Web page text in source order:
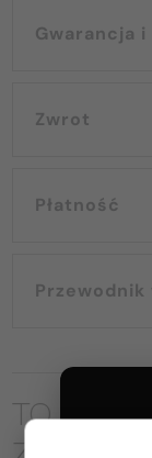
Gwarancja
Zwrot
Płatność
TO